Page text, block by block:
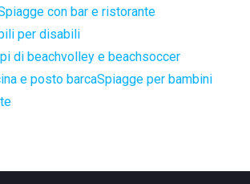
con bar e ristorante
per disabili
di beachvolley e beachsoccer
e posto barcaSpiagge per bambini